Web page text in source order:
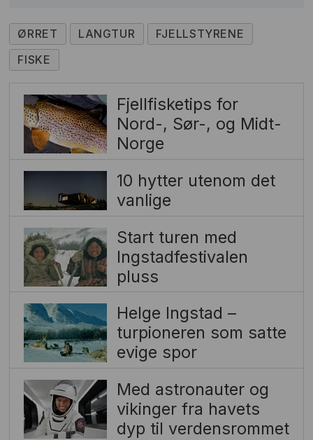
ØRRET LANGTUR
FJELLSTYRENE
FISKE
Fjellfisketips for
Nord-, Sør-, og Midt-
Norge
10 hytter utenom det
vanlige
Start turen med
Ingstadfestivalen
pluss
Helge Ingstad –
turpioneren som satte
evige spor
Med astronauter og
vikinger fra havets
dyp til verdensrommet